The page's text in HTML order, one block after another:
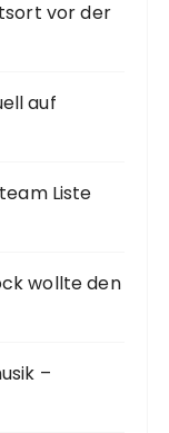
vor der
auf
Liste
wollte den
–